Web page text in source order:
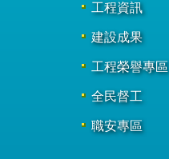
工程資訊
建設成果
工程榮譽專區
全民督工
職安專區